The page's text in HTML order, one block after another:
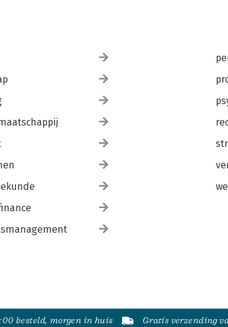
besteld, morgen in huis Gratis verzending